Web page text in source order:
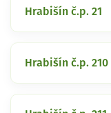
Hrabišín č.p. 21
Hrabišín č.p. 210